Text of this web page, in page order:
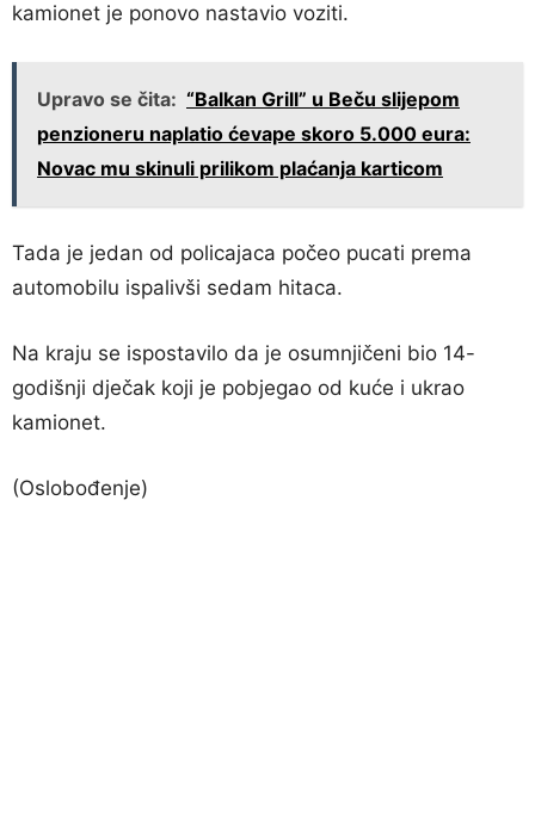
kamionet je ponovo nastavio voziti.
Upravo se čita: “Balkan Grill” u Beču slijepom
penzioneru naplatio ćevape skoro 5.000 eura:
Novac mu skinuli prilikom plaćanja karticom
Tada je jedan od policajaca počeo pucati prema
automobilu ispalivši sedam hitaca.
Na kraju se ispostavilo da je osumnjičeni bio 14-
godišnji dječak koji je pobjegao od kuće i ukrao
kamionet.
(Oslobođenje)